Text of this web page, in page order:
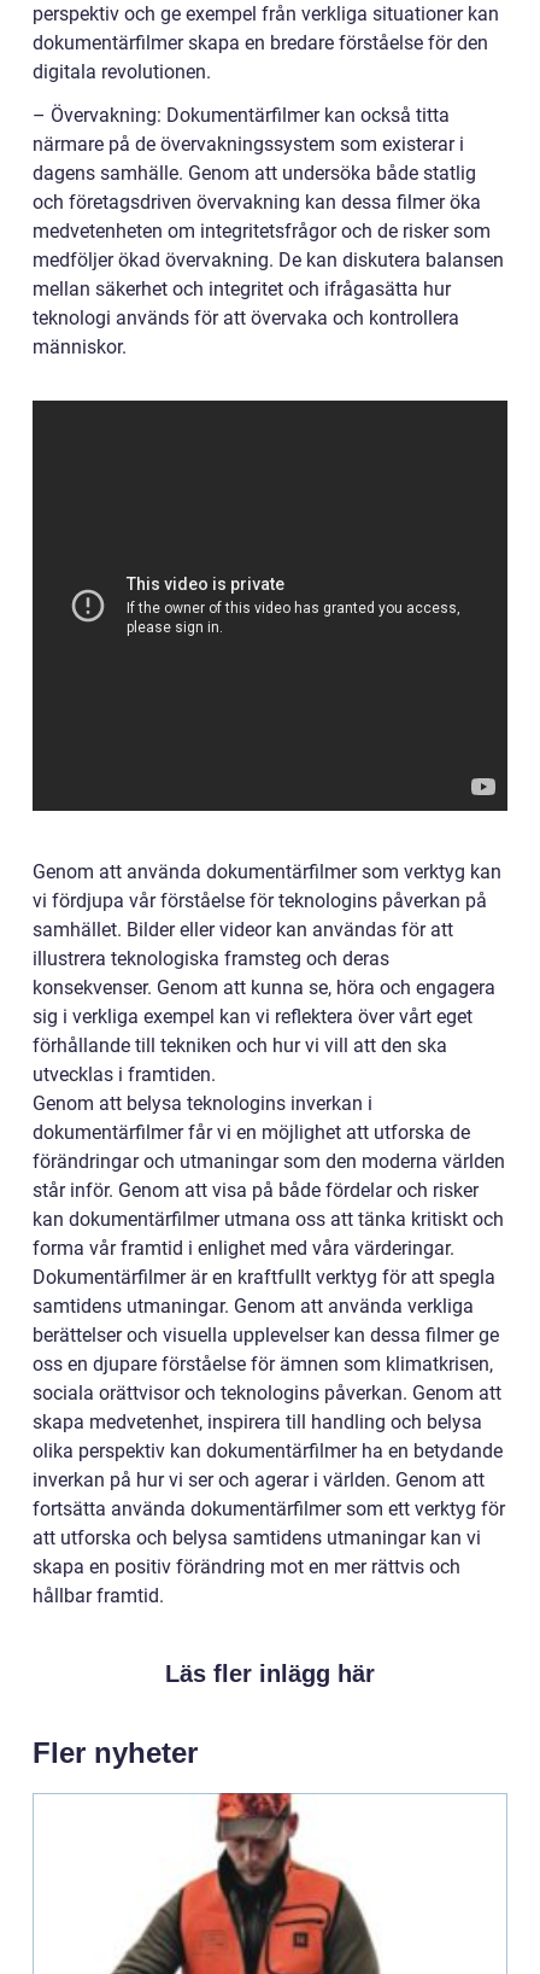
perspektiv och ge exempel från verkliga situationer kan
dokumentärfilmer skapa en bredare förståelse för den
digitala revolutionen.
– Övervakning: Dokumentärfilmer kan också titta
närmare på de övervakningssystem som existerar i
dagens samhälle. Genom att undersöka både statlig
och företagsdriven övervakning kan dessa filmer öka
medvetenheten om integritetsfrågor och de risker som
medföljer ökad övervakning. De kan diskutera balansen
mellan säkerhet och integritet och ifrågasätta hur
teknologi används för att övervaka och kontrollera
människor.
Genom att använda dokumentärfilmer som verktyg kan
vi fördjupa vår förståelse för teknologins påverkan på
samhället. Bilder eller videor kan användas för att
illustrera teknologiska framsteg och deras
konsekvenser. Genom att kunna se, höra och engagera
sig i verkliga exempel kan vi reflektera över vårt eget
förhållande till tekniken och hur vi vill att den ska
utvecklas i framtiden.
Genom att belysa teknologins inverkan i
dokumentärfilmer får vi en möjlighet att utforska de
förändringar och utmaningar som den moderna världen
står inför. Genom att visa på både fördelar och risker
kan dokumentärfilmer utmana oss att tänka kritiskt och
forma vår framtid i enlighet med våra värderingar.
Dokumentärfilmer är en kraftfullt verktyg för att spegla
samtidens utmaningar. Genom att använda verkliga
berättelser och visuella upplevelser kan dessa filmer ge
oss en djupare förståelse för ämnen som klimatkrisen,
sociala orättvisor och teknologins påverkan. Genom att
skapa medvetenhet, inspirera till handling och belysa
olika perspektiv kan dokumentärfilmer ha en betydande
inverkan på hur vi ser och agerar i världen. Genom att
fortsätta använda dokumentärfilmer som ett verktyg för
att utforska och belysa samtidens utmaningar kan vi
skapa en positiv förändring mot en mer rättvis och
hållbar framtid.
Läs fler inlägg här
Fler nyheter